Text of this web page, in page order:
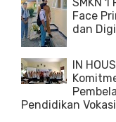
Face
dan
IN
Pendidikan